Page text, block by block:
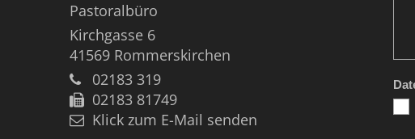
Pastoralbüro
Kirchgasse 6
41569 Rommerskirchen
02183 319
02183 81749
Klick zum E-Mail senden